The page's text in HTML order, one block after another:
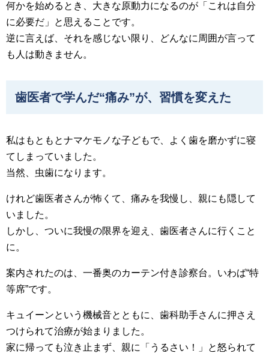
何かを始めるとき、大きな原動力になるのが「これは自分
に必要だ」と思えることです。
逆に言えば、それを感じない限り、どんなに周囲が言って
も人は動きません。
歯医者で学んだ“痛み”が、習慣を変えた
私はもともとナマケモノな子どもで、よく歯を磨かずに寝
てしまっていました。
当然、虫歯になります。
けれど歯医者さんが怖くて、痛みを我慢し、親にも隠して
いました。
しかし、ついに我慢の限界を迎え、歯医者さんに行くこと
に。
案内されたのは、一番奥のカーテン付き診察台。いわば“特
等席”です。
キュイーンという機械音とともに、歯科助手さんに押さえ
つけられて治療が始まりました。
家に帰っても泣き止まず、親に「うるさい！」と怒られて